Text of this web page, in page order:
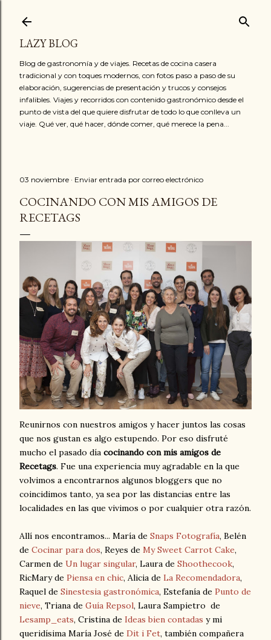
LAZY BLOG
Blog de gastronomía y de viajes. Recetas de cocina casera
tradicional y con toques modernos, con fotos paso a paso de su
elaboración, sugerencias de presentación y trucos y consejos
infalibles. Viajes y recorridos con contenido gastronómico desde el
punto de vista del que quiere disfrutar de todo lo que conlleva un
viaje. Qué ver, qué hacer, dónde comer, qué merece la pena...
03 noviembre Enviar entrada por correo electrónico
COCINANDO CON MIS AMIGOS DE
RECETAGS
Reunirnos con nuestros amigos y hacer juntos las cosas
que nos gustan es algo estupendo. Por eso disfruté
mucho el pasado día cocinando con mis amigos de
Recetags. Fue una experiencia muy agradable en la que
volvimos a encontrarnos algunos bloggers que no
coincidimos tanto, ya sea por las distancias entre las
localidades en las que vivimos o por cualquier otra razón.
Allí nos encontramos... María de Snaps Fotografía, Belén
de Cocinar para dos, Reyes de My Sweet Carrot Cake,
Carmen de Un lugar singular, Laura de Shoothecook,
RicMary de Piensa en chic, Alicia de La Recomendadora,
Raquel de Sinestesia gastronómica, Estefanía de Punto de
nieve, Triana de Guía Repsol, Laura Sampietro de
Lesamp_eats, Cristina de Ideas bien contadas y mi
queridísima María José de Dit i Fet, también compañera